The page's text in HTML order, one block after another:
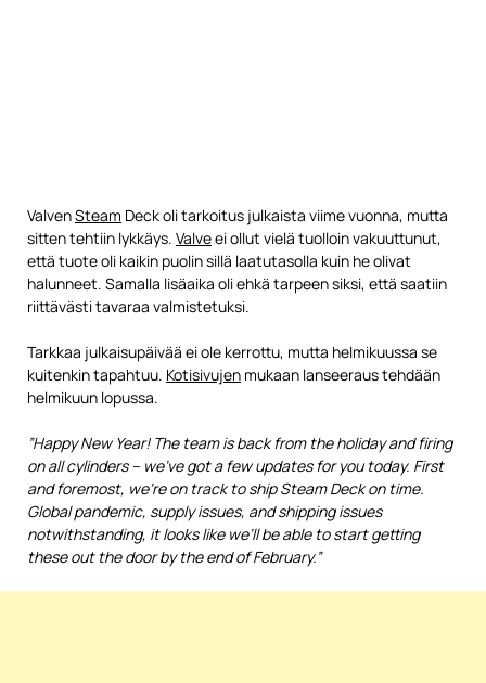
ValvenSteam Deck oli tarkoitus julkaista viime vuonna, mutta
sitten tehtiin lykkäys. Valveei ollut vielä tuolloin vakuuttunut,
että tuote oli kaikin puolin sillä laatutasolla kuin he olivat
halunneet. Samalla lisäaika oli ehkä tarpeen siksi, että saatiin
riittävästi tavaraa valmistetuksi.
Tarkkaa julkaisupäivää ei ole kerrottu, mutta helmikuussa se
kuitenkin tapahtuu. Kotisivujen mukaan lanseeraus tehdään
helmikuun lopussa.
”Happy New Year! The team is back from the holiday and firing
on all cylinders – we’ve got a few updates for you today. First
and foremost, we’re on track to ship Steam Deck on time.
Global pandemic, supply issues, and shipping issues
notwithstanding, it looks like we’ll be able to start getting
these out the door by the end of February.”